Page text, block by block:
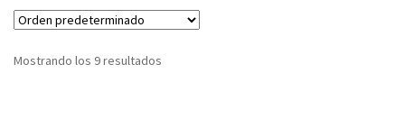
Mostrando los 9 resultados